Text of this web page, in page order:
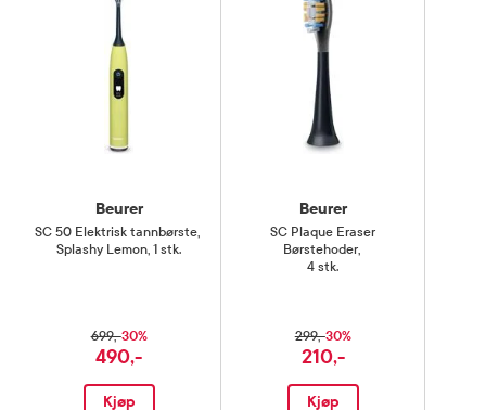
Beurer
SC 50 Elektrisk tannbørste,
Splashy Lemon, 1 stk.
699,-30%
490,-
Kjøp
Beurer
SC Plaque Eraser
Børstehoder,
4 stk.
299,-30%
210,-
Kjøp